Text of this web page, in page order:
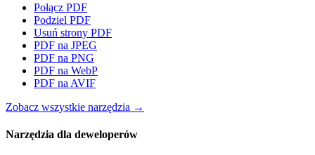
Połącz PDF
Podziel PDF
Usuń strony PDF
PDF na JPEG
PDF na PNG
PDF na WebP
PDF na AVIF
Zobacz wszystkie narzędzia →
Narzędzia dla deweloperów